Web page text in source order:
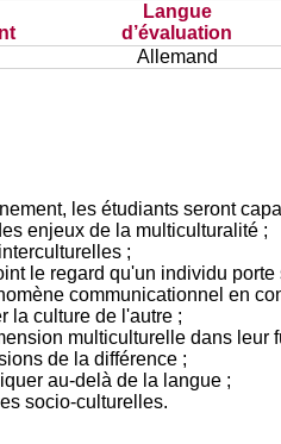
Langue
d’évaluation
Allemand
les étudiants seront
enjeux de la multiculturalité ;
;
le regard qu'un individu
communicationnel en
la culture de l'autre ;
multiculturelle dans leur
de la différence ;
au-delà de la langue ;
socio-culturelles.